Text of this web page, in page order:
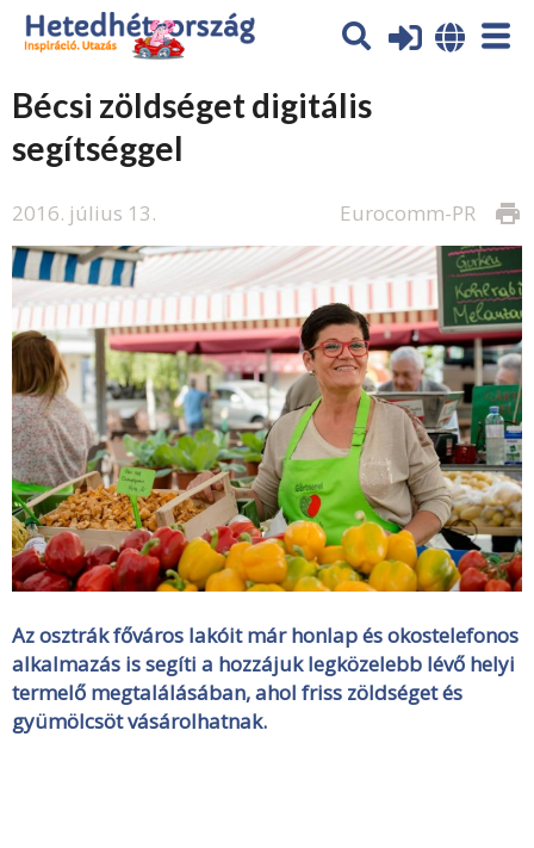
Bécsi zöldséget digitális
segítséggel
2016. július 13. print
Eurocomm-PR
Az osztrák főváros lakóit már honlap és okostelefonos
alkalmazás is segíti a hozzájuk legközelebb lévő helyi
termelő megtalálásában, ahol friss zöldséget és
gyümölcsöt vásárolhatnak.